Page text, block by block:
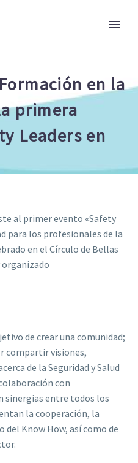
en la
primera
Leaders en
al primer evento «Safety
para los profesionales de la
en el Círculo de Bellas
organizado
de crear una comunidad;
compartir visiones,
de la Seguridad y Salud
con
sinergias entre todos los
la cooperación, la
Know How, así como de